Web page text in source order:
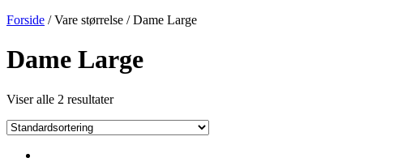
Forside / Vare størrelse / Dame Large
Dame Large
Viser alle 2 resultater